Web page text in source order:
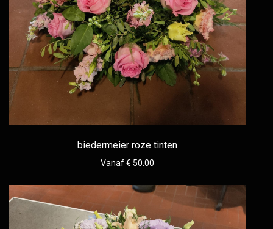
biedermeier roze tinten
Vanaf € 50.00